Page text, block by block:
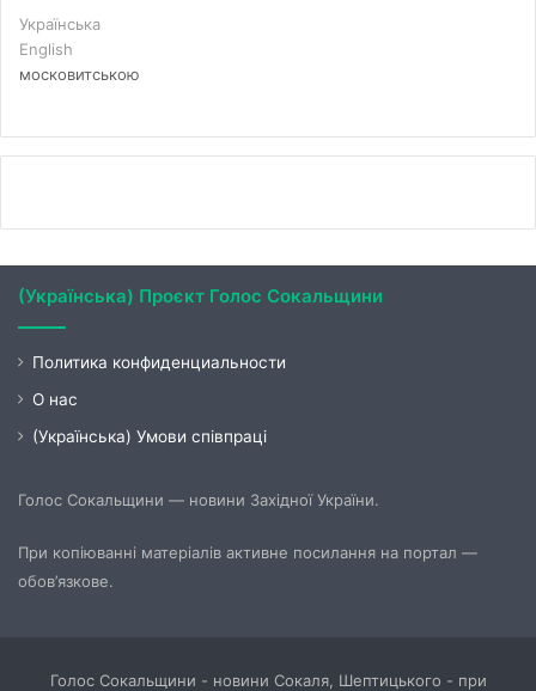
Українська
English
московитською
(Українська) Проєкт Голос Сокальщини
Политика конфиденциальности
О нас
(Українська) Умови співпраці
Голос Сокальщини — новини Західної України.
При копіюванні матеріалів активне посилання на портал —
обов’язкове.
Голос Сокальщини - новини Сокаля, Шептицького - при